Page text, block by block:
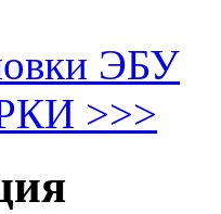
ЭБУ
>>>